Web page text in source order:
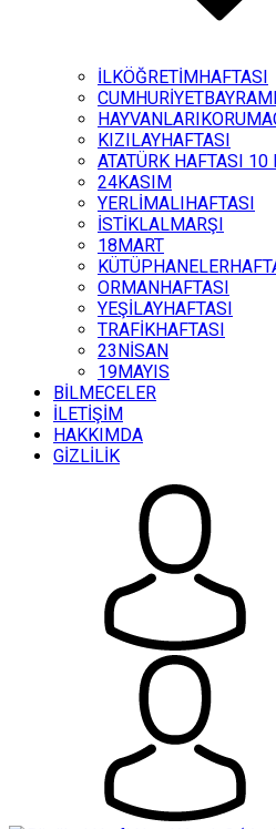
İLKÖĞRETİMHAFTASI
CUMHURİYETBAYRAMI
KIZILAYHAFTASI
ATATÜRK HAFTASI 10
24KASIM
YERLİMALIHAFTASI
İSTİKLALMARŞI
18MART
ORMANHAFTASI
YEŞİLAYHAFTASI
TRAFİKHAFTASI
23NİSAN
19MAYIS
BİLMECELER
İLETİŞİM
HAKKIMDA
GİZLİLİK